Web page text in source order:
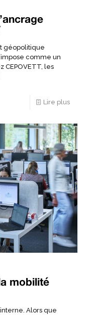
géopolitique
comme un
CEPOVETT, les
Lire plus
mobilité
Alors que